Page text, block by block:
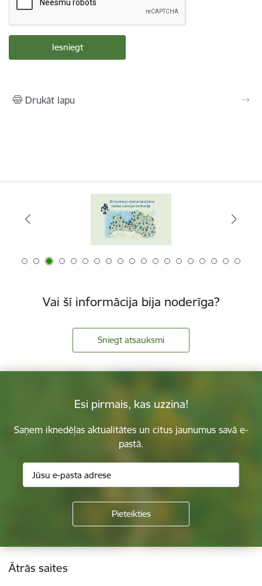
Drukāt lapu
Vai šī informācija bija noderīga?
Sniegt atsauksmi
Esi pirmais, kas uzzina!
Saņem iknedēļas aktualitātes un citus jaunumus savā e-
pastā.
Kājene
Ātrās saites